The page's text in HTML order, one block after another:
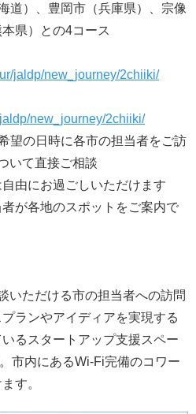
道）、豊岡市（兵庫県）、宗像
県）との4コース
jaldp/new_journey/2chiiki/
new_journey/2chiiki/
の日時に各市の担当者をご訪
いて直接ご相談
由にお過ごしいただけます
が各地のスポットをご案内で
いただける市の担当者への訪問
ランやアイディアを実現する
るスタートアップ支援スペー
市内にあるWi-Fi完備のコワー
す。